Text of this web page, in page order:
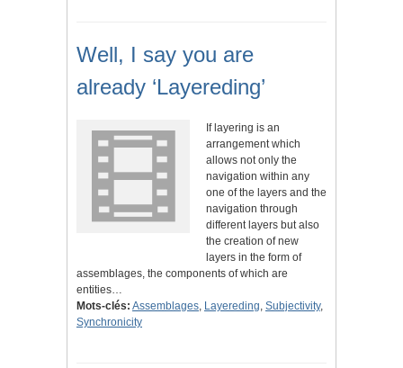
Well, I say you are
already ‘Layereding’
If layering is an
arrangement which
allows not only the
navigation within any
one of the layers and the
navigation through
different layers but also
the creation of new
layers in the form of
assemblages, the components of which are
entities…
Mots-clés: Assemblages, Layereding, Subjectivity,
Synchronicity